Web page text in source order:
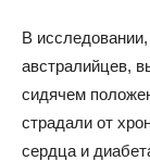
В
австралийцев,
сидячем
страдали от
сердца и